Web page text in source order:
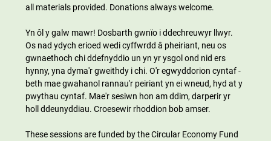
all materials provided. Donations always welcome.
Yn ôl y galw mawr! Dosbarth gwnïo i ddechreuwyr llwyr.
Os nad ydych erioed wedi cyffwrdd â pheiriant, neu os
gwnaethoch chi ddefnyddio un yn yr ysgol ond nid ers
hynny, yna dyma'r gweithdy i chi. O'r egwyddorion cyntaf -
beth mae gwahanol rannau'r peiriant yn ei wneud, hyd at y
pwythau cyntaf. Mae'r sesiwn hon am ddim, darperir yr
holl ddeunyddiau. Croesewir rhoddion bob amser.
These sessions are funded by the Circular Economy Fund